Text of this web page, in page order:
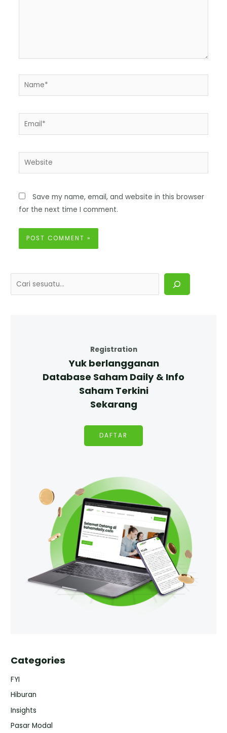
Save my name, email, and website in this browser
for the next time I comment.
Registration
Yuk berlangganan
Database Saham Daily & Info
Saham Terkini
Sekarang
DAFTAR
Categories
FYI
Hiburan
Insights
Pasar Modal